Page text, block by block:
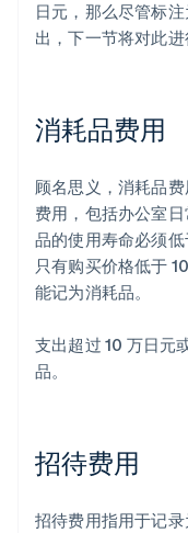
日元，那么尽管标
出，下一节将对此进
消耗品费用
顾名思义，消耗品
费用，包括办公室
品的使用寿命必须低
只有购买价格低于
能记为消耗品。
支出超过 10 万日元
品。
招待费用
招待费用指用于记